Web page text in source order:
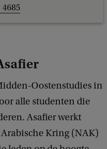
4685
Oostenstudies in
alle studenten die
Asafier werkt
Kring (NAK)